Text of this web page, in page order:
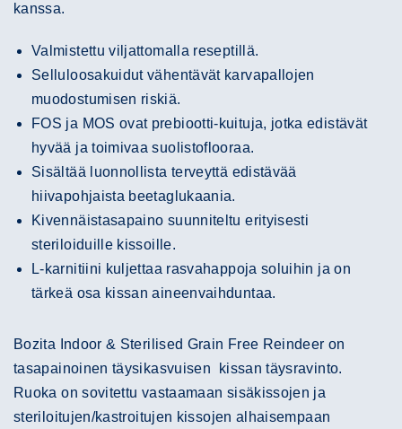
kanssa.
Valmistettu viljattomalla reseptillä.
Selluloosakuidut vähentävät karvapallojen
muodostumisen riskiä.
FOS ja MOS ovat prebiootti-kuituja, jotka edistävät
hyvää ja toimivaa suolistoflooraa.
Sisältää luonnollista terveyttä edistävää
hiivapohjaista beetaglukaania.
Kivennäistasapaino suunniteltu erityisesti
steriloiduille kissoille.
L-karnitiini kuljettaa rasvahappoja soluihin ja on
tärkeä osa kissan aineenvaihduntaa.
Bozita Indoor & Sterilised Grain Free Reindeer on
tasapainoinen täysikasvuisen kissan täysravinto.
Ruoka on sovitettu vastaamaan sisäkissojen ja
steriloitujen/kastroitujen kissojen alhaisempaan